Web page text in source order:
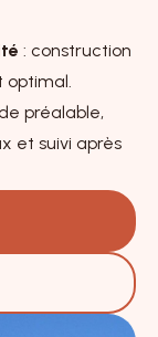
: construction
optimal.
préalable,
et suivi après